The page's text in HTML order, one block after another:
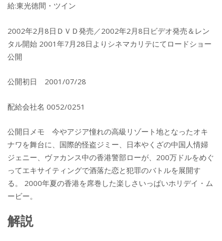
給:東光徳間・ツイン
2002年2月8日ＤＶＤ発売／2002年2月8日ビデオ発売＆レン
タル開始 2001年7月28日よりシネマカリテにてロードショー
公開
公開初日 2001/07/28
配給会社名 0052/0251
公開日メモ 今やアジア憧れの高級リゾート地となったオキ
ナワを舞台に、国際的怪盗ジミー、日本やくざの中国人情婦
ジェニー、ヴァカンス中の香港警部ローが、200万ドルをめぐ
ってエキサイティングで酒落た恋と犯罪のバトルを展開す
る。 2000年夏の香港を席巻した楽しさいっぱいホリデイ・ム
ービー。
解説